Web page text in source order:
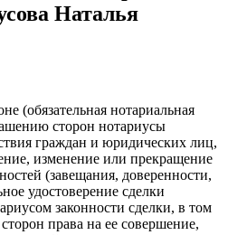
Наталья
(обязательная нотариальная
сторон нотариусы
граждан и юридических лиц,
изменение или прекращение
(завещания, доверенности,
удостоверение сделки
законности сделки, в том
права на ее совершение,